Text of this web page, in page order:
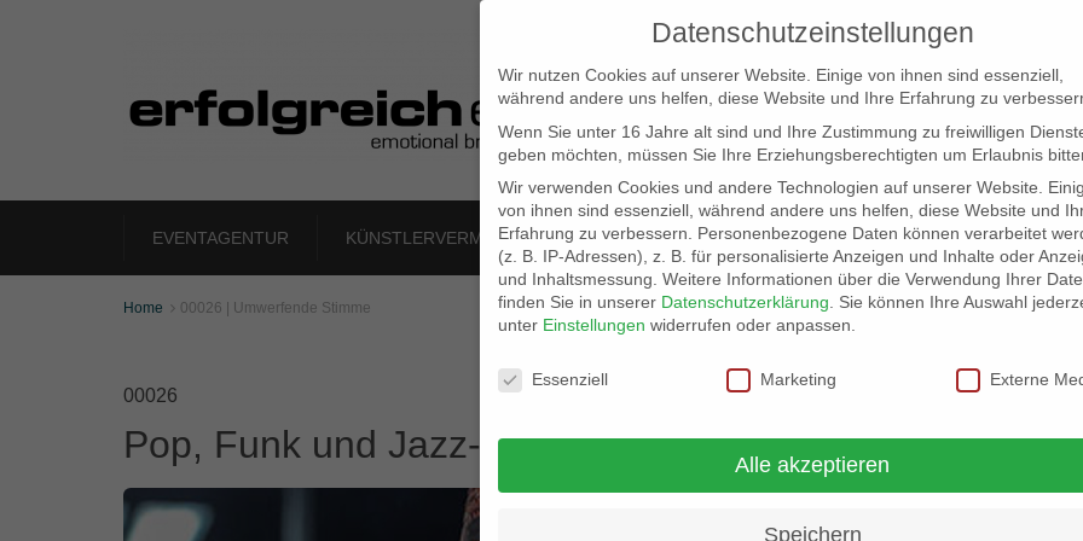
EVENTAGENTUR KÜNSTLERVERMITTLUNG LOCATION SCOUT ELB-LOCATION: PANORAMA
Home  00026 | Umwerfende Stimme
00026
Pop, Funk und Jazz-Sänger
Datenschutzeinstellungen
Wir nutzen Cookies auf unserer Website. Einige von ihnen sind essenziell,
während andere uns helfen, diese Website und Ihre Erfahrung zu
Wenn Sie unter 16 Jahre alt sind und Ihre Zustimmung zu freiwilligen
geben möchten, müssen Sie Ihre Erziehungsberechtigten um Erlaubnis
Wir verwenden Cookies und andere Technologien auf unserer Website.
von ihnen sind essenziell, während andere uns helfen, diese Website und
Erfahrung zu verbessern.
Personenbezogene Daten können verarbeitet
(z. B. IP-Adressen), z. B. für personalisierte Anzeigen und Inhalte oder
und Inhaltsmessung. Weitere Informationen über die Verwendung Ihrer
finden Sie in unserer Datenschutzerklärung
Sie können Ihre Auswahl
unter Einstellungen widerrufen oder anpassen.
Datenschutzeinstellungen
Essenziell Marketing Externe
Alle akzeptieren
Speichern